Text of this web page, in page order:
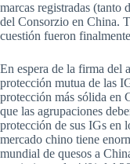
marcas registradas (tanto
del Consorzio en China.
cuestión fueron
En espera de la firma del
protección mutua de las
protección más sólida en
que las agrupaciones
protección de sus IGs en
mercado chino tiene
mundial de quesos a